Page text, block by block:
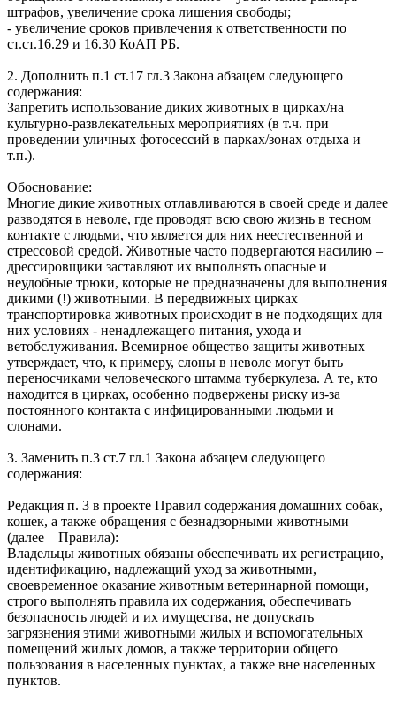
штрафов, увеличение срока лишения свободы;
- увеличение сроков привлечения к ответственности по
ст.ст.16.29 и 16.30 КоАП РБ.
2. Дополнить п.1 ст.17 гл.3 Закона абзацем следующего
содержания:
Запретить использование диких животных в цирках/на
культурно-развлекательных мероприятиях (в т.ч. при
проведении уличных фотосессий в парках/зонах отдыха и
т.п.).
Обоснование:
Многие дикие животных отлавливаются в своей среде и далее
разводятся в неволе, где проводят всю свою жизнь в тесном
контакте с людьми, что является для них неестественной и
стрессовой средой. Животные часто подвергаются насилию –
дрессировщики заставляют их выполнять опасные и
неудобные трюки, которые не предназначены для выполнения
дикими (!) животными. В передвижных цирках
транспортировка животных происходит в не подходящих для
них условиях - ненадлежащего питания, ухода и
ветобслуживания. Всемирное общество защиты животных
утверждает, что, к примеру, слоны в неволе могут быть
переносчиками человеческого штамма туберкулеза. А те, кто
находится в цирках, особенно подвержены риску из-за
постоянного контакта с инфицированными людьми и
слонами.
3. Заменить п.3 ст.7 гл.1 Закона абзацем следующего
содержания:
Редакция п. 3 в проекте Правил содержания домашних собак,
кошек, а также обращения с безнадзорными животными
(далее – Правила):
Владельцы животных обязаны обеспечивать их регистрацию,
идентификацию, надлежащий уход за животными,
своевременное оказание животным ветеринарной помощи,
строго выполнять правила их содержания, обеспечивать
безопасность людей и их имущества, не допускать
загрязнения этими животными жилых и вспомогательных
помещений жилых домов, а также территории общего
пользования в населенных пунктах, а также вне населенных
пунктов.